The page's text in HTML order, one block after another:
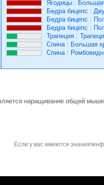
Ягодицы :
Бедра бицепс :
Бедра бицепс :
Бедра бицепс :
Трапеция :
Спина: Большая
Спина:
наращивание общей
Если у вас имеются